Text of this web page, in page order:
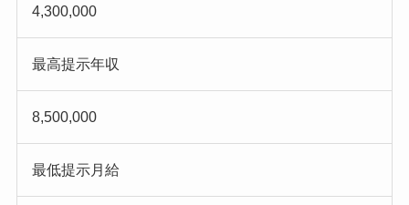
4,300,000
最高提示年収
8,500,000
最低提示月給